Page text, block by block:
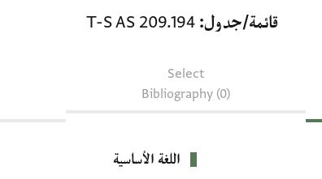
قائمة/جدول T-S AS 209.194
Select
Bibliography (0)
اللغة الأساسية